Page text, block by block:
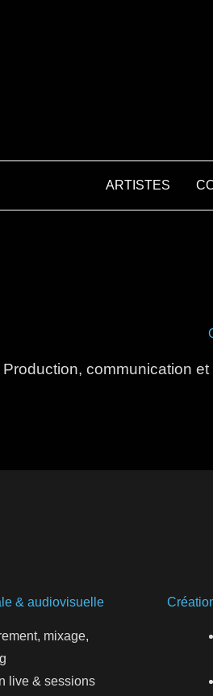
ARTISTES
Production, communication
& audiovisuelle
mixage,
live & sessions